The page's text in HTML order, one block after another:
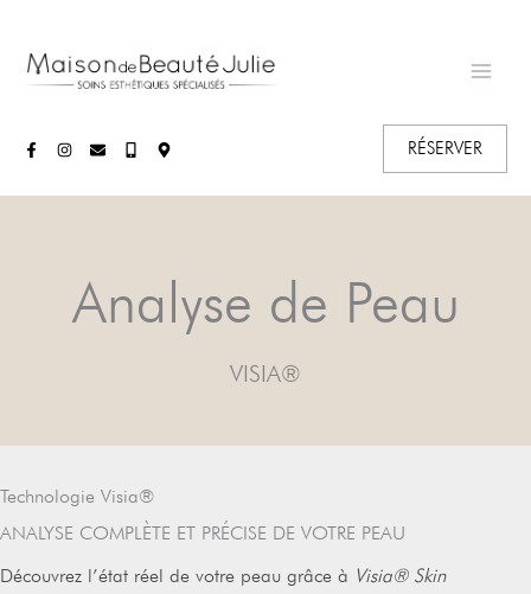
contenu
RÉSERVER
Analyse de Peau
VISIA®
Technologie Visia®
ANALYSE COMPLÈTE ET PRÉCISE DE VOTRE PEAU
Découvrez l’état réel de votre peau grâce à Visia® Skin